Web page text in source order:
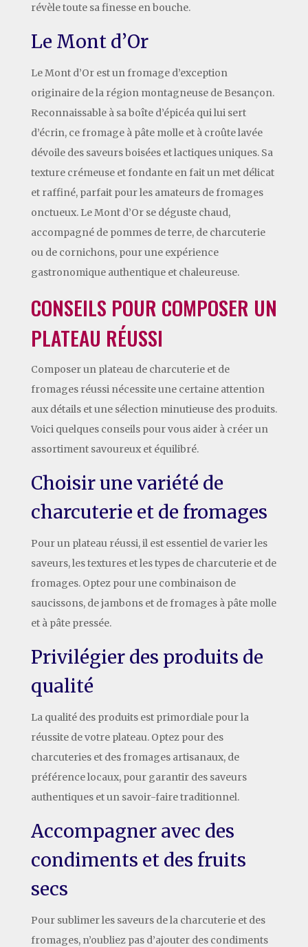
révèle toute sa finesse en bouche.
Le Mont d’Or
Le Mont d’Or est un fromage d’exception
originaire de la région montagneuse de Besançon.
Reconnaissable à sa boîte d’épicéa qui lui sert
d’écrin, ce fromage à pâte molle et à croûte lavée
dévoile des saveurs boisées et lactiques uniques. Sa
texture crémeuse et fondante en fait un met délicat
et raffiné, parfait pour les amateurs de fromages
onctueux. Le Mont d’Or se déguste chaud,
accompagné de pommes de terre, de charcuterie
ou de cornichons, pour une expérience
gastronomique authentique et chaleureuse.
CONSEILS POUR COMPOSER UN
PLATEAU RÉUSSI
Composer un plateau de charcuterie et de
fromages réussi nécessite une certaine attention
aux détails et une sélection minutieuse des produits.
Voici quelques conseils pour vous aider à créer un
assortiment savoureux et équilibré.
Choisir une variété de
charcuterie et de fromages
Pour un plateau réussi, il est essentiel de varier les
saveurs, les textures et les types de charcuterie et de
fromages. Optez pour une combinaison de
saucissons, de jambons et de fromages à pâte molle
et à pâte pressée.
Privilégier des produits de
qualité
La qualité des produits est primordiale pour la
réussite de votre plateau. Optez pour des
charcuteries et des fromages artisanaux, de
préférence locaux, pour garantir des saveurs
authentiques et un savoir-faire traditionnel.
Accompagner avec des
condiments et des fruits
secs
Pour sublimer les saveurs de la charcuterie et des
fromages, n’oubliez pas d’ajouter des condiments